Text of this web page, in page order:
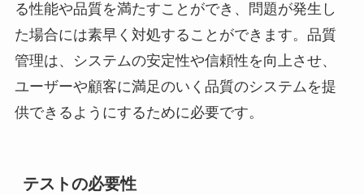
る性能や品質を満たすことができ、問題が発生し
た場合には素早く対処することができます。品質
管理は、システムの安定性や信頼性を向上させ、
ユーザーや顧客に満足のいく品質のシステムを提
供できるようにするために必要です。
テストの必要性